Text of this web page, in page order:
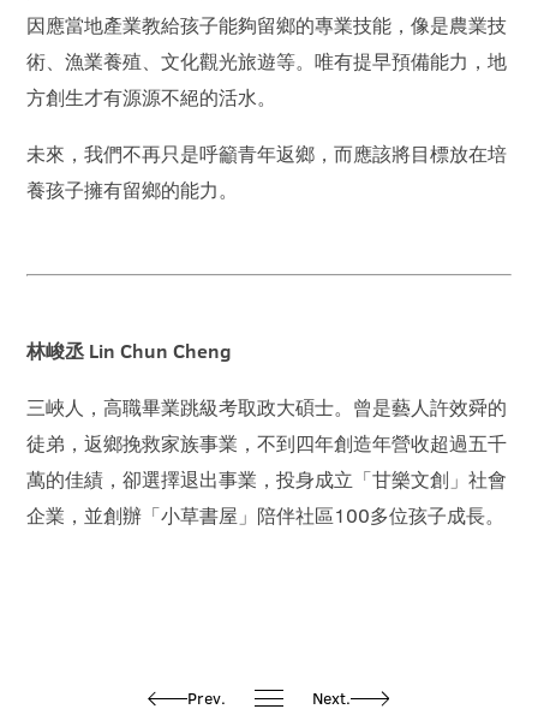
因應當地產業教給孩子能夠留鄉的專業技能，像是農業技
術、漁業養殖、文化觀光旅遊等。唯有提早預備能力，地
方創生才有源源不絕的活水。
未來，我們不再只是呼籲青年返鄉，而應該將目標放在培
養孩子擁有留鄉的能力。
林峻丞 Lin Chun Cheng
三峽人，高職畢業跳級考取政大碩士。曾是藝人許效舜的
徒弟，返鄉挽救家族事業，不到四年創造年營收超過五千
萬的佳績，卻選擇退出事業，投身成立「甘樂文創」社會
企業，並創辦「小草書屋」陪伴社區100多位孩子成長。
Prev. Next.